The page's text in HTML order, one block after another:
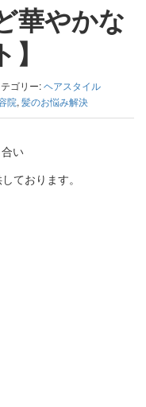
華やかな
ゴリー:ヘアスタイル
院, 髪のお悩み解決
い
ております。